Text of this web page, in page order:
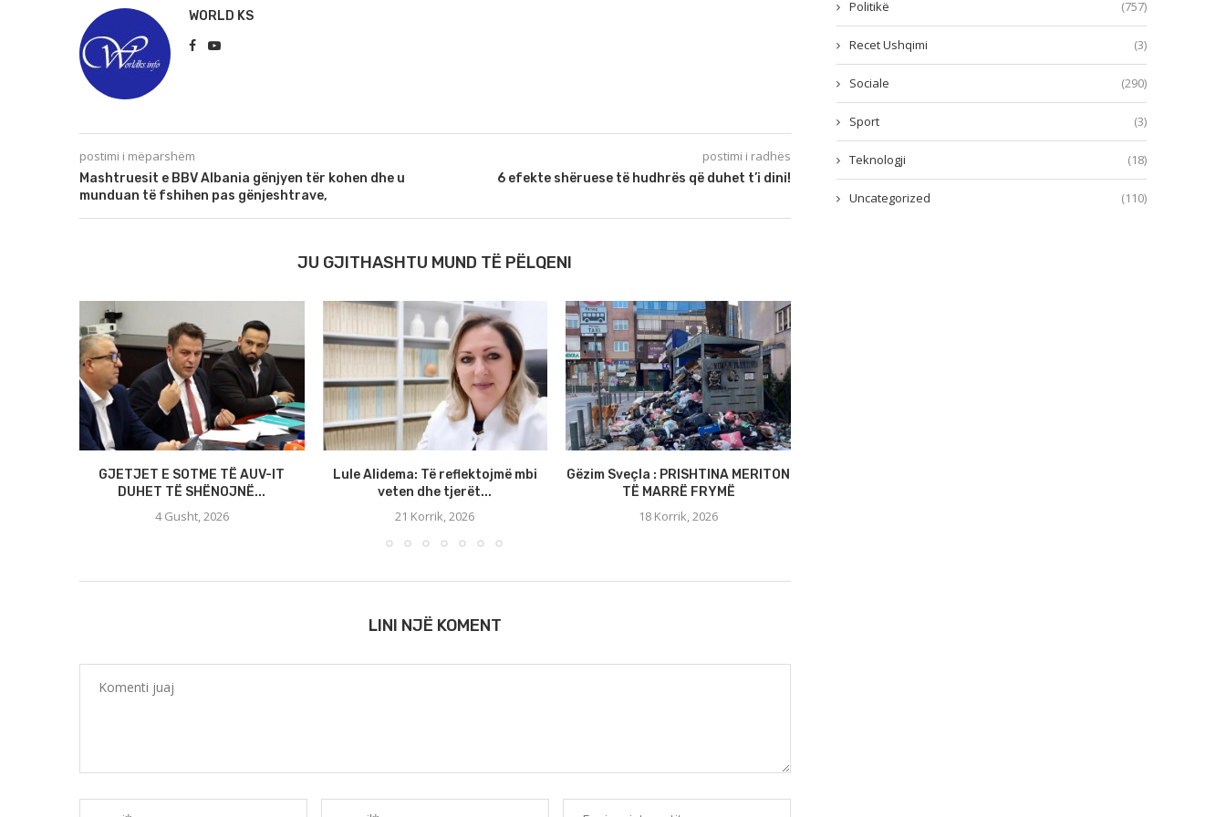
WORLD KS
postimi i mëparshëm
Mashtruesit e BBV Albania gënjyen tër kohen dhe u
munduan të fshihen pas gënjeshtrave,
postimi i radhës
6 efekte shëruese të hudhrës që duhet t’i dini!
JU GJITHASHTU MUND TË PËLQENI
GJETJET E SOTME TË AUV-IT
DUHET TË SHËNOJNË...
4 Gusht, 2026
Lule Alidema: Të reflektojmë mbi
veten dhe tjerët...
21 Korrik, 2026
Gëzim Sveçla : PRISHTINA MERITON
TË MARRË FRYMË
18 Korrik, 2026
LINI NJË KOMENT
Politikë (757)
Recet Ushqimi (3)
Sociale (290)
Sport (3)
Teknologji (18)
Uncategorized (110)